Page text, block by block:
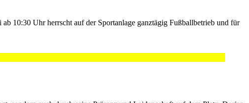
10:30 Uhr herrscht auf der Sportanlage ganztägig Fußballbetrieb und für